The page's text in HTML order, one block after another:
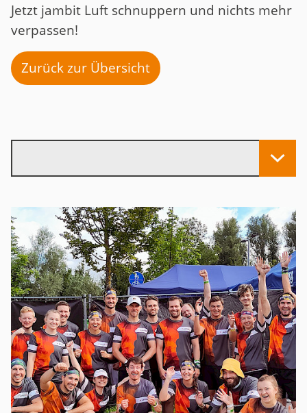
Jetzt jambit Luft schnuppern und nichts mehr
verpassen!
Zurück zur Übersicht